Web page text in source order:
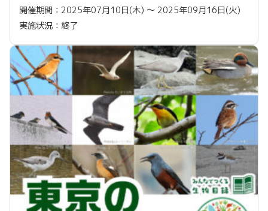
開催期間：2025年07月10日(木) 〜 2025年09月16日(火)
実施状況：終了